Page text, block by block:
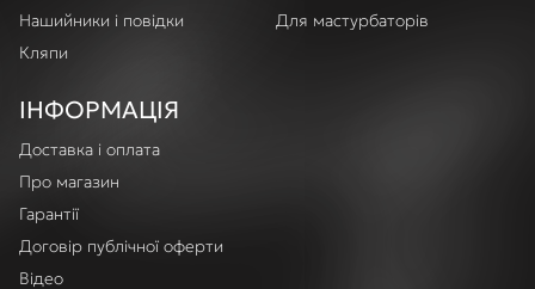
Нашийники і повідки
Кляпи
Для мастурбаторів
ІНФОРМАЦІЯ
Доставка і оплата
Про магазин
Гарантії
Договір публічної оферти
Відео